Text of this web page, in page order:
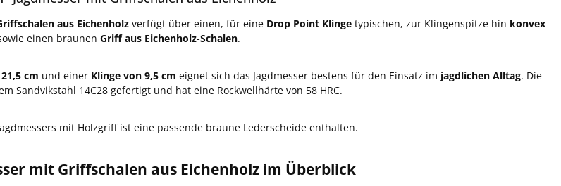
aus Eichenholz verfügt über einen, für eine Drop Point Klinge typischen, zur Klingenspitze hin konvex
einen braunen Griff aus Eichenholz-Schalen.
cm und einer Klinge von 9,5 cm eignet sich das Jagdmesser bestens für den Einsatz im jagdlichen Alltag. Die
Sandvikstahl 14C28 gefertigt und hat eine Rockwellhärte von 58 HRC.
mit Holzgriff ist eine passende braune Lederscheide enthalten.
mit Griffschalen aus Eichenholz im Überblick